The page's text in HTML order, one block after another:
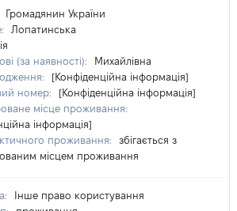
Громадянин України
Лопатинська
(за наявності):
Михайлівна
[Конфіденційна інформація]
номер:
[Конфіденційна інформація]
місце проживання:
інформація]
проживання:
збігається з
місцем проживання
Інше право користування